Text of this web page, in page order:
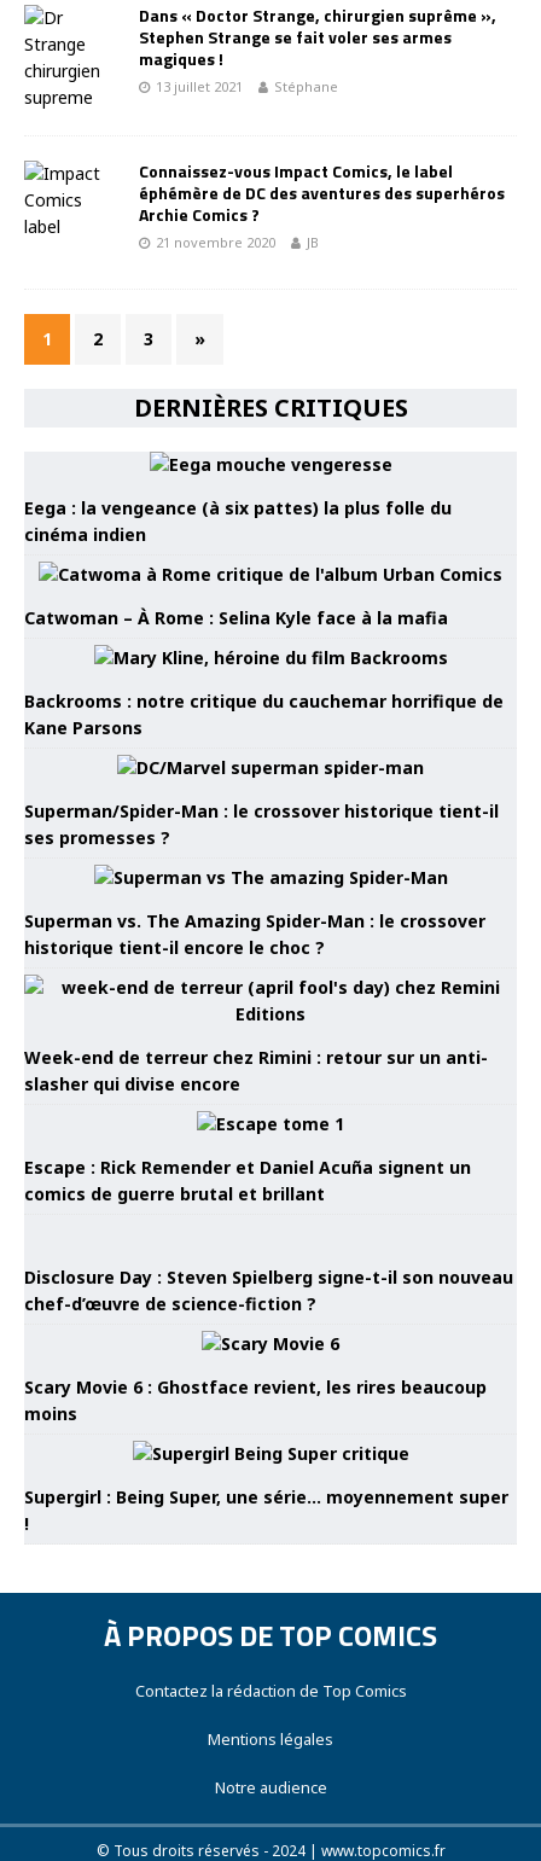
Dans « Doctor Strange, chirurgien suprême »,
Stephen Strange se fait voler ses armes
magiques !
13 juillet 2021 Stéphane
Connaissez-vous Impact Comics, le label
éphémère de DC des aventures des superhéros
Archie Comics ?
21 novembre 2020 JB
1 2 3 »
DERNIÈRES CRITIQUES
Eega : la vengeance (à six pattes) la plus folle du
cinéma indien
Catwoman – À Rome : Selina Kyle face à la mafia
Backrooms : notre critique du cauchemar horrifique de
Kane Parsons
Superman/Spider-Man : le crossover historique tient-il
ses promesses ?
Superman vs. The Amazing Spider-Man : le crossover
historique tient-il encore le choc ?
Week-end de terreur chez Rimini : retour sur un anti-
slasher qui divise encore
Escape : Rick Remender et Daniel Acuña signent un
comics de guerre brutal et brillant
Disclosure Day : Steven Spielberg signe-t-il son nouveau
chef-d’œuvre de science-fiction ?
Scary Movie 6 : Ghostface revient, les rires beaucoup
moins
Supergirl : Being Super, une série… moyennement super
!
À PROPOS DE TOP COMICS
Contactez la rédaction de Top Comics
Mentions légales
Notre audience
© Tous droits réservés - 2024 | www.topcomics.fr